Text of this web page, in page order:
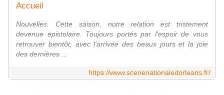
Accueil
Nouvelles. Cette saison, notre relation est tristement
devenue épistolaire. Toujours portés par l'espoir de vous
retrouver bientôt, avec l'arrivée des beaux jours et la joie
des dernières ...
https://www.scenenationaledorleans.fr/